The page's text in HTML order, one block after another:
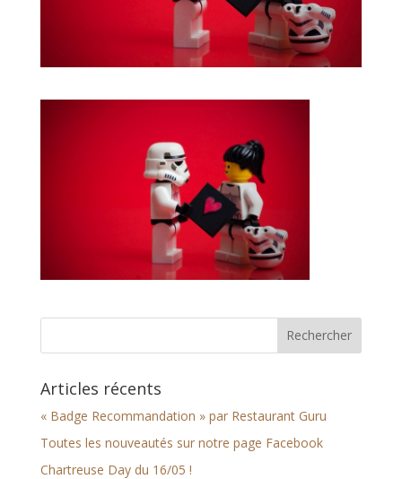
Articles récents
« Badge Recommandation » par Restaurant Guru
Toutes les nouveautés sur notre page Facebook
Chartreuse Day du 16/05 !